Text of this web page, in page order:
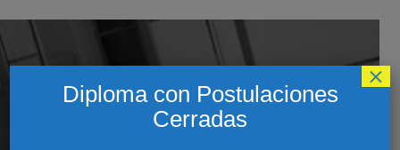
CONTACTO CON COORDINADOR(A)
Diploma con Postulaciones
Cerradas
×